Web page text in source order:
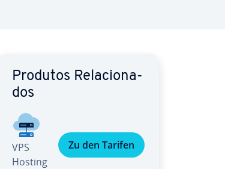
Produtos Re­la­ci­o­na­
dos
VPS
Hosting
Zu den Tarifen